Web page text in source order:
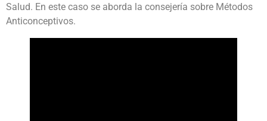
Salud. En este caso se aborda la consejería sobre Métodos
Anticonceptivos.